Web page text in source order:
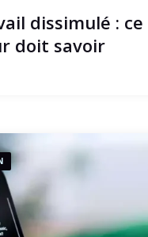
dissimulé : ce
doit savoir